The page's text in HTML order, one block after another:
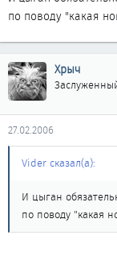
по поводу "какая
Хрыч
27.02.2006
Vider сказал(а):
И цыган
по поводу "какая